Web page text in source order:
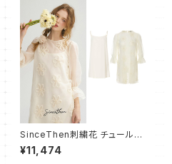
SinceThen刺繍花 チュールワ
ンピース2点セット ショート
¥11,474